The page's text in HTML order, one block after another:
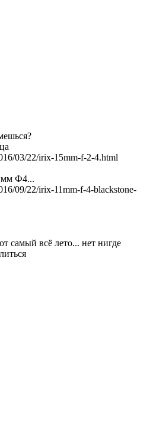
03/22/irix-15mm-f-2-4.html
Ф4...
09/22/irix-11mm-f-4-blackstone-
самый всё лето... нет нигде